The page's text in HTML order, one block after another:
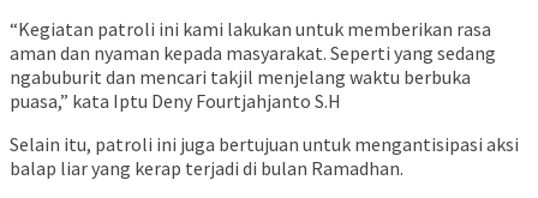
“Kegiatan patroli ini kami lakukan untuk memberikan rasa
aman dan nyaman kepada masyarakat. Seperti yang sedang
ngabuburit dan mencari takjil menjelang waktu berbuka
puasa,” kata Iptu Deny Fourtjahjanto S.H
Selain itu, patroli ini juga bertujuan untuk mengantisipasi aksi
balap liar yang kerap terjadi di bulan Ramadhan.